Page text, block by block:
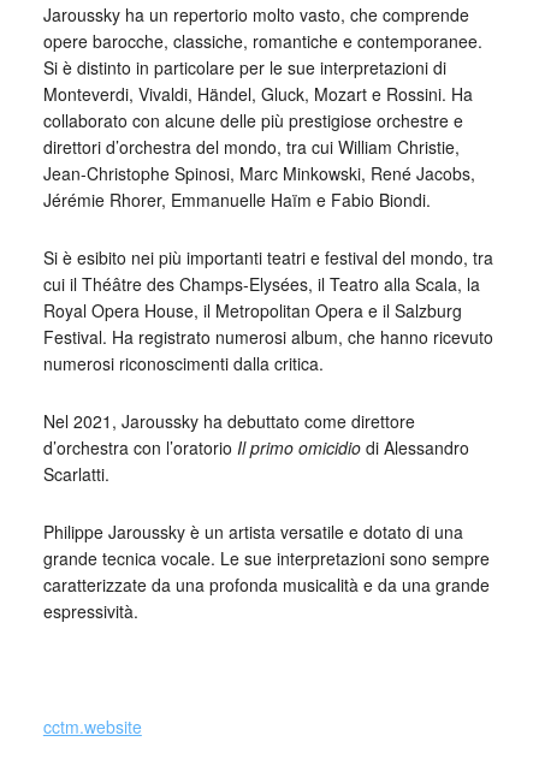
Jaroussky ha un repertorio molto vasto, che comprende
opere barocche, classiche, romantiche e contemporanee.
Si è distinto in particolare per le sue interpretazioni di
Monteverdi, Vivaldi, Händel, Gluck, Mozart e Rossini. Ha
collaborato con alcune delle più prestigiose orchestre e
direttori d’orchestra del mondo, tra cui William Christie,
Jean-Christophe Spinosi, Marc Minkowski, René Jacobs,
Jérémie Rhorer, Emmanuelle Haïm e Fabio Biondi.
Si è esibito nei più importanti teatri e festival del mondo, tra
cui il Théâtre des Champs-Elysées, il Teatro alla Scala, la
Royal Opera House, il Metropolitan Opera e il Salzburg
Festival. Ha registrato numerosi album, che hanno ricevuto
numerosi riconoscimenti dalla critica.
Nel 2021, Jaroussky ha debuttato come direttore
d’orchestra con l’oratorio Il primo omicidiodi Alessandro
Scarlatti.
Philippe Jaroussky è un artista versatile e dotato di una
grande tecnica vocale. Le sue interpretazioni sono sempre
caratterizzate da una profonda musicalità e da una grande
espressività.
cctm.website